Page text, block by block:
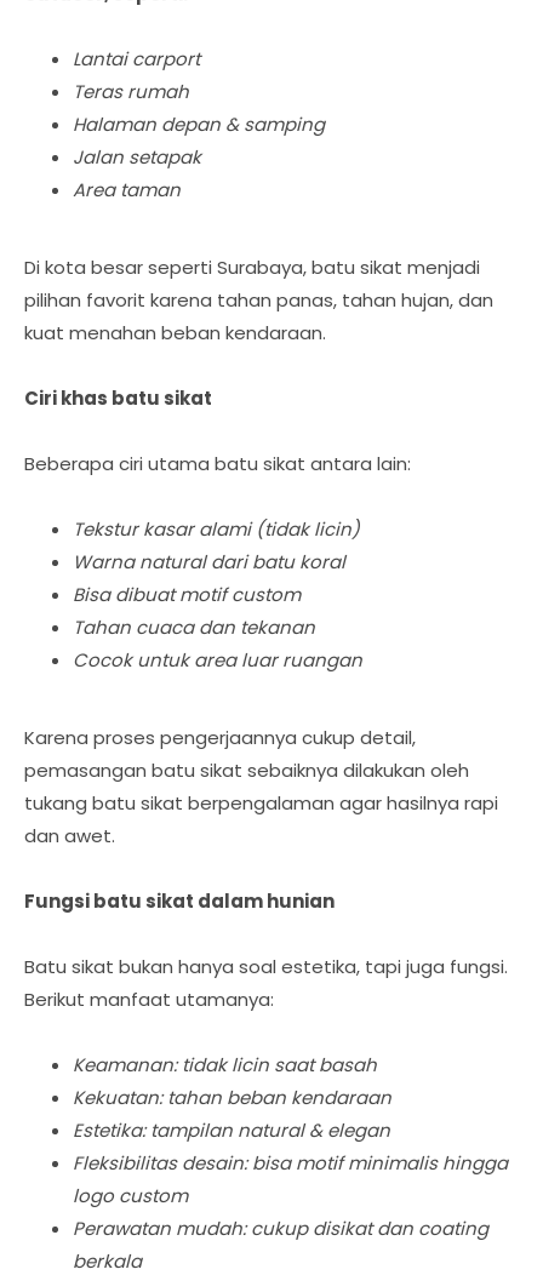
Lantai carport
Teras rumah
Halaman depan & samping
Jalan setapak
Area taman
Di kota besar seperti Surabaya, batu sikat menjadi
pilihan favorit karena tahan panas, tahan hujan, dan
kuat menahan beban kendaraan.
Ciri khas batu sikat
Beberapa ciri utama batu sikat antara lain:
Tekstur kasar alami (tidak licin)
Warna natural dari batu koral
Bisa dibuat motif custom
Tahan cuaca dan tekanan
Cocok untuk area luar ruangan
Karena proses pengerjaannya cukup detail,
pemasangan batu sikat sebaiknya dilakukan oleh
tukang batu sikat berpengalaman agar hasilnya rapi
dan awet.
Fungsi batu sikat dalam hunian
Batu sikat bukan hanya soal estetika, tapi juga fungsi.
Berikut manfaat utamanya:
Keamanan: tidak licin saat basah
Kekuatan: tahan beban kendaraan
Estetika: tampilan natural & elegan
Fleksibilitas desain: bisa motif minimalis hingga
logo custom
Perawatan mudah: cukup disikat dan coating
berkala